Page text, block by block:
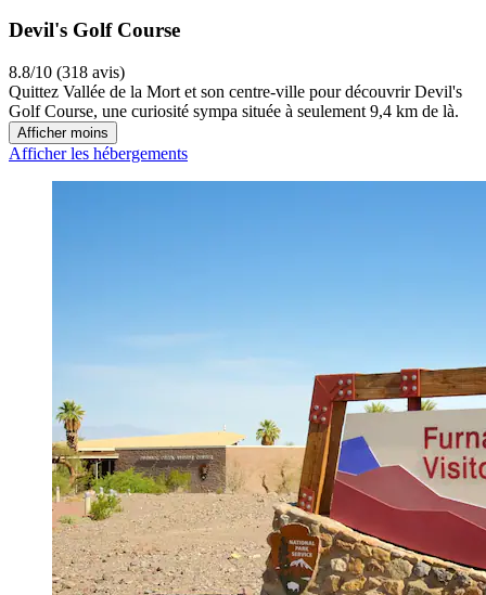
Devil's Golf Course
8.8/10 (318 avis)
Quittez Vallée de la Mort et son centre-ville pour découvrir Devil's
Golf Course, une curiosité sympa située à seulement 9,4 km de là.
Afficher moins
Afficher les hébergements